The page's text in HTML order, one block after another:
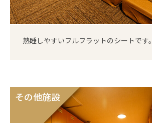
熟睡しやすいフルフラットのシートです。
その他施設